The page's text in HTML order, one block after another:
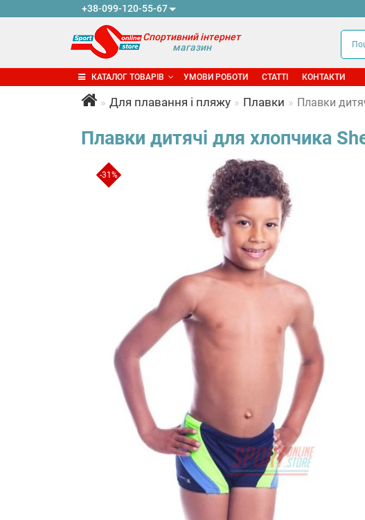
+38-099-120-55-67
Спортивний інтернет
магазин
КАТАЛОГ ТОВАРІВ УМОВИ РОБОТИ СТАТТІ КОНТАКТИ
Для плавання і пляжу Плавки Плавки
Плавки дитячі для хлопчика
-31%